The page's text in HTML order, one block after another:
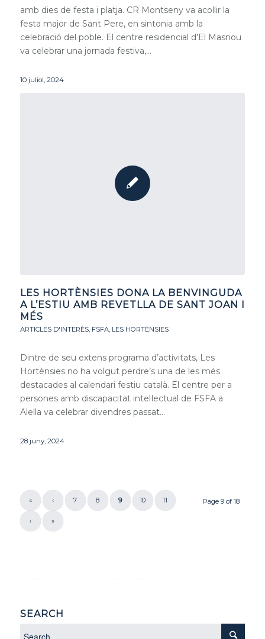
amb dies de festa i platja. CR Montseny va acollir la
festa major de Sant Pere, en sintonia amb la
celebració del poble. El centre residencial d’El Masnou
va celebrar una jornada festiva,…
10 juliol, 2024
LES HORTÈNSIES DONA LA BENVINGUDA
A L’ESTIU AMB REVETLLA DE SANT JOAN I
MÉS
ARTICLES D'INTERÈS, FSFA, LES HORTÈNSIES
Dintre de seu extens programa d’activitats, Les
Hortènsies no ha volgut perdre’s una de les més
destacades al calendari festiu català. El centre per a
persones amb discapacitat intel·lectual de FSFA a
Alella va celebrar divendres passat…
28 juny, 2024
Page 9 of 18
« ‹ 7 8 9 10 11
› »
SEARCH